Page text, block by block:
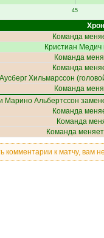
45
Команда
Кристиан Медич
Команда
Команда
Хильмарссон
Команда
Марино Альбертссон
Команда
Команда
Команда
комментарии к матчу, вам